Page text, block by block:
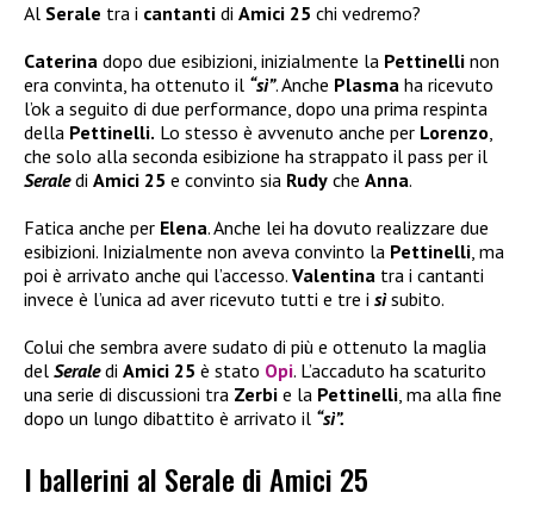
Al Serale tra i cantanti di Amici 25 chi vedremo?
Caterina dopo due esibizioni, inizialmente la Pettinelli non
era convinta, ha ottenuto il “sì”. Anche Plasma ha ricevuto
l’ok a seguito di due performance, dopo una prima respinta
della Pettinelli. Lo stesso è avvenuto anche per Lorenzo,
che solo alla seconda esibizione ha strappato il pass per il
Seraledi Amici 25 e convinto sia Rudy che Anna.
Fatica anche per Elena. Anche lei ha dovuto realizzare due
esibizioni. Inizialmente non aveva convinto la Pettinelli, ma
poi è arrivato anche qui l’accesso. Valentina tra i cantanti
invece è l’unica ad aver ricevuto tutti e tre i sìsubito.
Colui che sembra avere sudato di più e ottenuto la maglia
del Seraledi Amici 25 è stato Opi. L’accaduto ha scaturito
una serie di discussioni tra Zerbi e la Pettinelli, ma alla fine
dopo un lungo dibattito è arrivato il “sì”.
I ballerini al Serale di Amici 25